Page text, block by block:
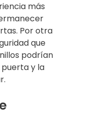
más
Por otra
que
podrían
y la